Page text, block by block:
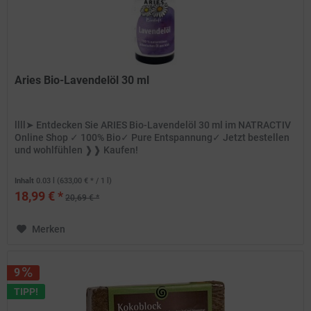
Aries Bio-Lavendelöl 30 ml
llll➤ Entdecken Sie ARIES Bio-Lavendelöl 30 ml im NATRACTIV
Online Shop ✓ 100% Bio✓ Pure Entspannung✓ Jetzt bestellen
und wohlfühlen ❱❱ Kaufen!
Inhalt 0.03 l (633,00 € * / 1 l)
18,99 € * 20,69 € *
Merken
9
TIPP!